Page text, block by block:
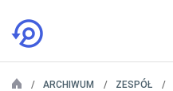
ARCHIWUM ZESPÓŁ